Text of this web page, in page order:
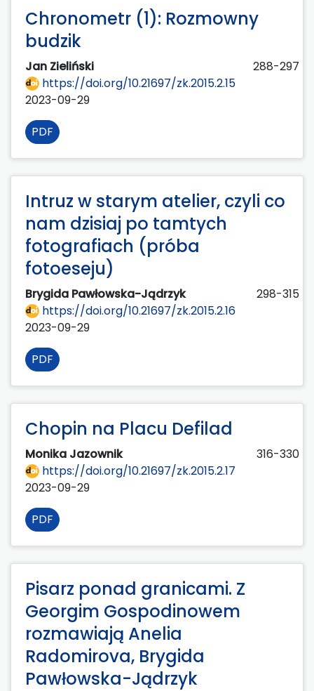
Chronometr (1): Rozmowny
budzik
Jan Zieliński
288-297
https://doi.org/10.21697/zk.2015.2.15
2023-09-29
PDF
Intruz w starym atelier, czyli co
nam dzisiaj po tamtych
fotografiach (próba
fotoeseju)
Brygida Pawłowska-Jądrzyk
298-315
https://doi.org/10.21697/zk.2015.2.16
2023-09-29
PDF
Chopin na Placu Defilad
Monika Jazownik
316-330
https://doi.org/10.21697/zk.2015.2.17
2023-09-29
PDF
Pisarz ponad granicami. Z
Georgim Gospodinowem
rozmawiają Anelia
Radomirova, Brygida
Pawłowska-Jądrzyk